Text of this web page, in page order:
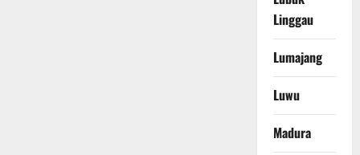
Linggau
Lumajang
Luwu
Madura